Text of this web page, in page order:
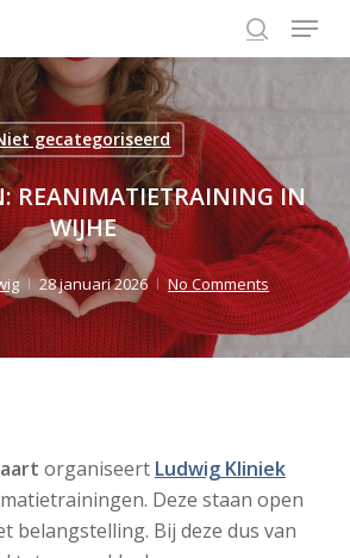
search
Menu
gecategoriseerd
REANIMATIETRAINING IN
WIJHE
28 januari 2026 No Comments
organiseert Ludwig Kliniek
Deze staan open
belangstelling. Bij deze dus van